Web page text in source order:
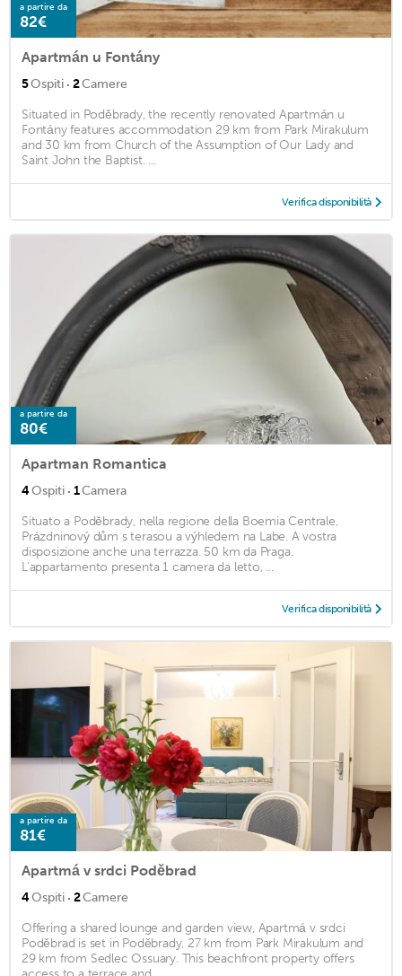
a partire da
82€
Apartmán u Fontány
5Ospiti · 2Camere
Situated in Poděbrady, the recently renovated Apartmán u
Fontány features accommodation 29 km from Park Mirakulum
and 30 km from Church of the Assumption of Our Lady and
Saint John the Baptist. ...
Verifica disponibilità
a partire da
80€
Apartman Romantica
4Ospiti · 1Camera
Situato a Poděbrady, nella regione della Boemia Centrale,
Prázdninový dům s terasou a výhledem na Labe. A vostra
disposizione anche una terrazza. 50 km da Praga.
L'appartamento presenta 1 camera da letto, ...
Verifica disponibilità
a partire da
81€
Apartmá v srdci Poděbrad
4Ospiti · 2Camere
Offering a shared lounge and garden view, Apartmá v srdci
Poděbrad is set in Poděbrady, 27 km from Park Mirakulum and
29 km from Sedlec Ossuary. This beachfront property offers